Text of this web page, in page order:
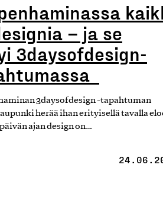
– ja se
3daysofdesign-
3daysofdesign -tapahtuman
herää ihan erityisellä tavalla
ajan design on…